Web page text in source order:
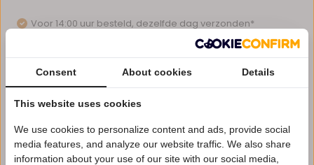
Voor 14:00 uur besteld, dezelfde dag verzonden*
1 tot 10 jaar garantie op verlichting
Vergelijk
Consent About cookies Details
This website uses cookies
We use cookies to personalize content and ads, provide social
media features, and analyze our website traffic. We also share
information about your use of our site with our social media,